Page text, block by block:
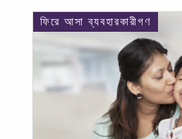
ফিরে আসা ব্যবহারকারীগণ